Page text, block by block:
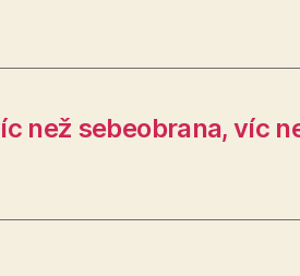
než sebeobrana, víc